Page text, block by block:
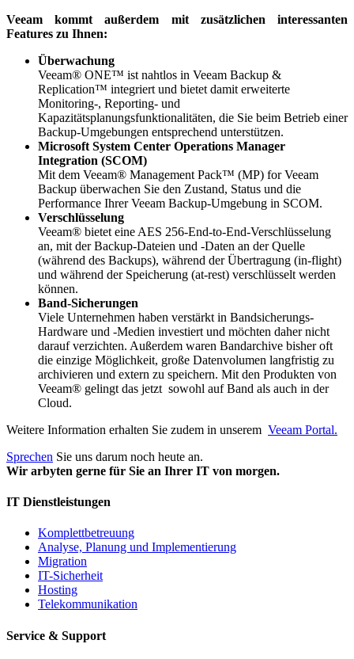
Veeam kommt außerdem mit zusätzlichen interessanten
Features zu Ihnen:
Überwachung
Veeam® ONE™ ist nahtlos in Veeam Backup &
Replication™ integriert und bietet damit erweiterte
Monitoring-, Reporting- und
Kapazitätsplanungsfunktionalitäten, die Sie beim Betrieb einer
Backup-Umgebungen entsprechend unterstützen.
Microsoft System Center Operations Manager
Integration (SCOM)
Mit dem Veeam® Management Pack™ (MP) for Veeam
Backup überwachen Sie den Zustand, Status und die
Performance Ihrer Veeam Backup-Umgebung in SCOM.
Verschlüsselung
Veeam® bietet eine AES 256-End-to-End-Verschlüsselung
an, mit der Backup-Dateien und -Daten an der Quelle
(während des Backups), während der Übertragung (in-flight)
und während der Speicherung (at-rest) verschlüsselt werden
können.
Band-Sicherungen
Viele Unternehmen haben verstärkt in Bandsicherungs-
Hardware und -Medien investiert und möchten daher nicht
darauf verzichten. Außerdem waren Bandarchive bisher oft
die einzige Möglichkeit, große Datenvolumen langfristig zu
archivieren und extern zu speichern. Mit den Produkten von
Veeam® gelingt das jetzt sowohl auf Band als auch in der
Cloud.
Weitere Information erhalten Sie zudem in unserem Veeam Portal.
Sprechen Sie uns darum noch heute an.
Wir arbyten gerne für Sie an Ihrer IT von morgen.
IT Dienstleistungen
Komplettbetreuung
Analyse, Planung und Implementierung
Migration
IT-Sicherheit
Hosting
Telekommunikation
Service & Support